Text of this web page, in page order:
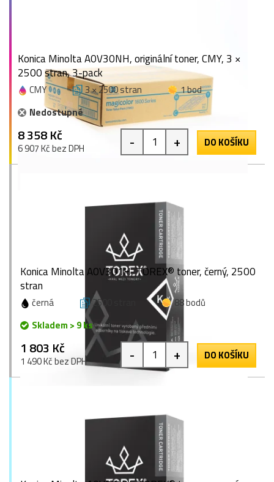
Konica Minolta A0V30NH, originální toner, CMY, 3 ×
2500 stran, 3-pack
CMY 3 × 2500 stran
1 bod
Nedostupné
8 358 Kč
6 907 Kč bez DPH - + DO KOŠÍKU
Konica Minolta A0V301H, TOREX® toner, černý, 2500
stran
černá 2500 stran
88 bodů
Skladem > 9 ks
1 803 Kč
1 490 Kč bez DPH - + DO KOŠÍKU